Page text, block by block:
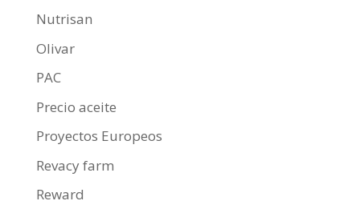
Nutrisan
Olivar
PAC
Precio aceite
Proyectos Europeos
Revacy farm
Reward